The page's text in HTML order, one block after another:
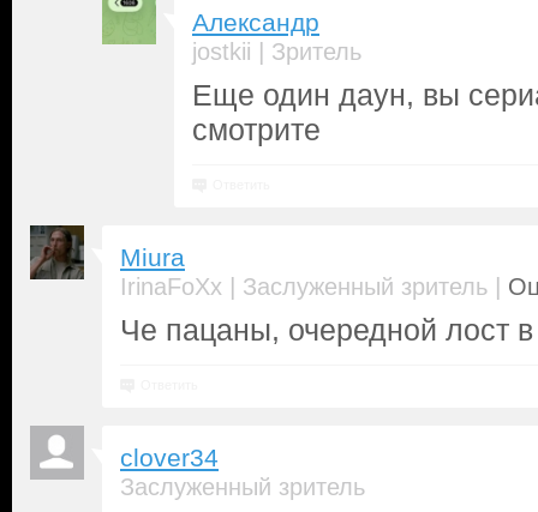
Александр
jostkii | Зритель
Еще один даун, вы
смотрите
Miura
IrinaFoXx | Заслуженный зритель |
Че пацаны, очередной лост в
clover34
Заслуженный зритель